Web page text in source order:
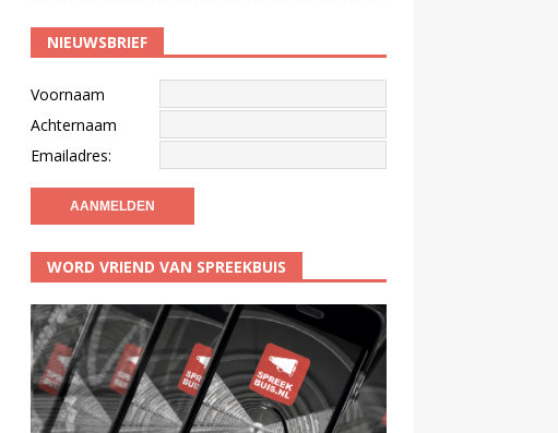
NIEUWSBRIEF
Voornaam
Achternaam
Emailadres:
WORD VRIEND VAN SPREEKBUIS